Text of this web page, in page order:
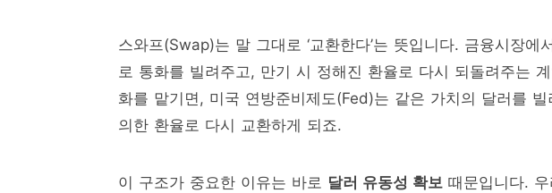
스와프(Swap)는 말 그대로 ‘교환한다’는 뜻입니다. 금융시장에
로 통화를 빌려주고, 만기 시 정해진 환율로 다시 되돌려주는
화를 맡기면, 미국 연방준비제도(Fed)는 같은 가치의 달러를
의한 환율로 다시 교환하게 되죠.
이 구조가 중요한 이유는 바로 달러 유동성 확보 때문입니다.